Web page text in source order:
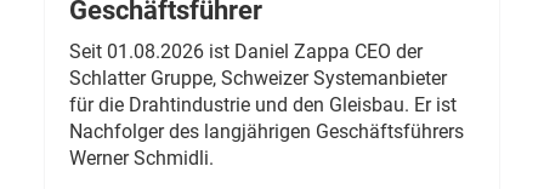
Geschäftsführer
Seit 01.08.2026 ist Daniel Zappa CEO der
Schlatter Gruppe, Schweizer Systemanbieter
für die Drahtindustrie und den Gleisbau. Er ist
Nachfolger des langjährigen Geschäftsführers
Werner Schmidli.